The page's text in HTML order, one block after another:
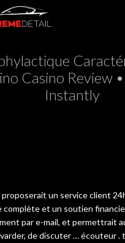
Casino Review
Instantly
proposerait un service client
complète et un soutien
par e-mail, et permettrait
de discuter … écouteur .